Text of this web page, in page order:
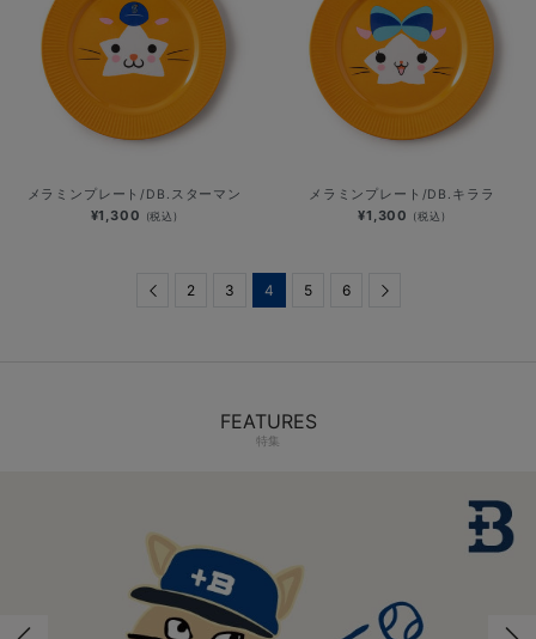
メラミンプレート/DB.スターマン
¥1,300 (税込)
メラミンプレート/DB.キララ
¥1,300 (税込)
Previous
2 3 4 5 6
FEATURES
特集